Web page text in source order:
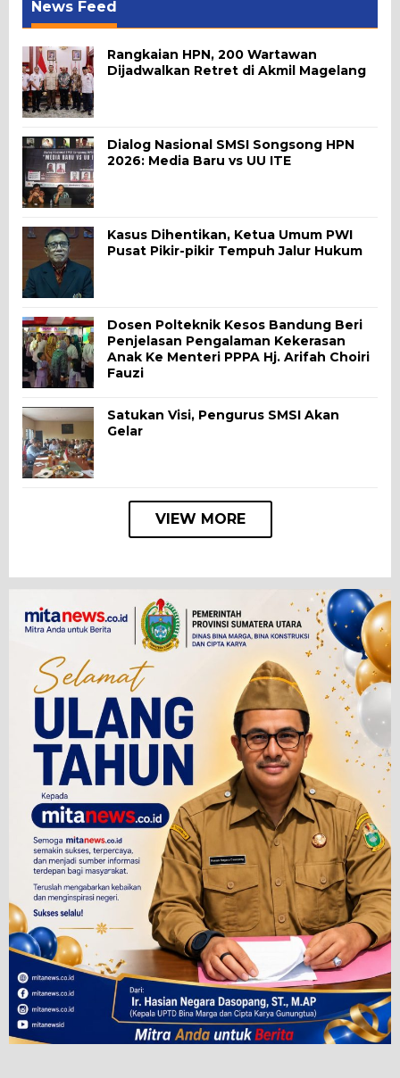
News Feed
Rangkaian HPN, 200 Wartawan
Dijadwalkan Retret di Akmil Magelang
Dialog Nasional SMSI Songsong HPN
2026: Media Baru vs UU ITE
Kasus Dihentikan, Ketua Umum PWI
Pusat Pikir-pikir Tempuh Jalur Hukum
Dosen Polteknik Kesos Bandung Beri
Penjelasan Pengalaman Kekerasan
Anak Ke Menteri PPPA Hj. Arifah Choiri
Fauzi
Satukan Visi, Pengurus SMSI Akan
Gelar
VIEW MORE